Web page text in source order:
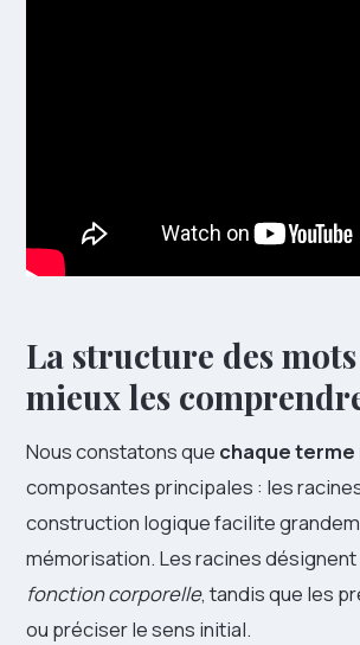
La structure des
mieux les
Nous constatons que chaque terme
composantes principales : les
construction logique facilite
mémorisation. Les racines
fonction corporelle, tandis que les
ou préciser le sens initial.